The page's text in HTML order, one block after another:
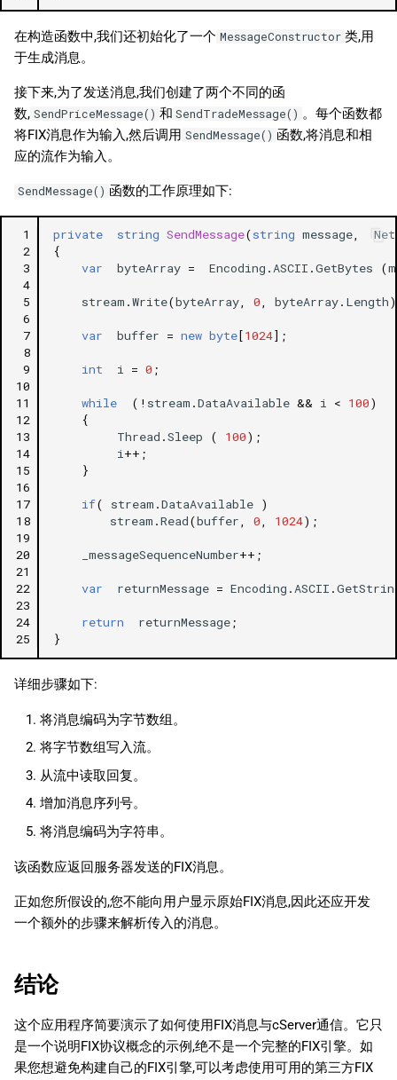
在构造函数中,我们还初始化了一个 MessageConstructor 类,用
于生成消息。
接下来,为了发送消息,我们创建了两个不同的函
数, SendPriceMessage() 和 SendTradeMessage() 。每个函数都
将FIX消息作为输入,然后调用 SendMessage() 函数,将消息和相
应的流作为输入。
SendMessage() 函数的工作原理如下:
1
2
3
4
5
6
7
8
9
10
11
12
13
14
15
16
17
18
19
20
21
22
23
24
25
private string SendMessage(string message,
{
var
byteArray = Encoding .ASCII .GetBytes (
stream .Write(byteArray, 0, byteArray. Length
var buffer = new byte[1024];
int i = 0 ;
while ( ! stream .DataAvailable && i < 100)
{
Thread .Sleep ( 100);
i++ ;
}
if( stream .DataAvailable )
stream .Read(buffer, 0, 1024);
_messageSequenceNumber++ ;
var returnMessage = Encoding .ASCII .
return returnMessage;
}
详细步骤如下:
将消息编码为字节数组。
将字节数组写入流。
从流中读取回复。
增加消息序列号。
将消息编码为字符串。
该函数应返回服务器发送的FIX消息。
正如您所假设的,您不能向用户显示原始FIX消息,因此还应开发
一个额外的步骤来解析传入的消息。
结论
这个应用程序简要演示了如何使用FIX消息与cServer通信。它只
是一个说明FIX协议概念的示例,绝不是一个完整的FIX引擎。如
果您想避免构建自己的FIX引擎,可以考虑使用可用的第三方FIX